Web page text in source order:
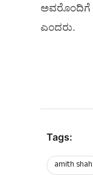
ಅವರೊಂದಿಗೆ
ಎಂದರು.
Tags:
amith shah